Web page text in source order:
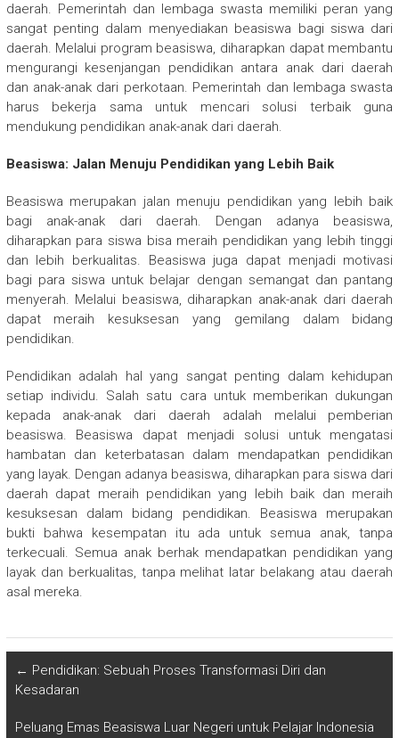
daerah. Pemerintah dan lembaga swasta memiliki peran yang
sangat penting dalam menyediakan beasiswa bagi siswa dari
daerah. Melalui program beasiswa, diharapkan dapat membantu
mengurangi kesenjangan pendidikan antara anak dari daerah
dan anak-anak dari perkotaan. Pemerintah dan lembaga swasta
harus bekerja sama untuk mencari solusi terbaik guna
mendukung pendidikan anak-anak dari daerah.
Beasiswa: Jalan Menuju Pendidikan yang Lebih Baik
Beasiswa merupakan jalan menuju pendidikan yang lebih baik
bagi anak-anak dari daerah. Dengan adanya beasiswa,
diharapkan para siswa bisa meraih pendidikan yang lebih tinggi
dan lebih berkualitas. Beasiswa juga dapat menjadi motivasi
bagi para siswa untuk belajar dengan semangat dan pantang
menyerah. Melalui beasiswa, diharapkan anak-anak dari daerah
dapat meraih kesuksesan yang gemilang dalam bidang
pendidikan.
Pendidikan adalah hal yang sangat penting dalam kehidupan
setiap individu. Salah satu cara untuk memberikan dukungan
kepada anak-anak dari daerah adalah melalui pemberian
beasiswa. Beasiswa dapat menjadi solusi untuk mengatasi
hambatan dan keterbatasan dalam mendapatkan pendidikan
yang layak. Dengan adanya beasiswa, diharapkan para siswa dari
daerah dapat meraih pendidikan yang lebih baik dan meraih
kesuksesan dalam bidang pendidikan. Beasiswa merupakan
bukti bahwa kesempatan itu ada untuk semua anak, tanpa
terkecuali. Semua anak berhak mendapatkan pendidikan yang
layak dan berkualitas, tanpa melihat latar belakang atau daerah
asal mereka.
← Pendidikan: Sebuah Proses Transformasi Diri dan
Kesadaran
Peluang Emas Beasiswa Luar Negeri untuk Pelajar Indonesia